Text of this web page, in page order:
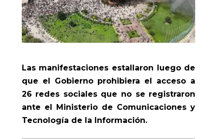
Las manifestaciones estallaron luego de
que el Gobierno prohibiera el acceso a
26 redes sociales que no se registraron
ante el Ministerio de Comunicaciones y
Tecnología de la Información.